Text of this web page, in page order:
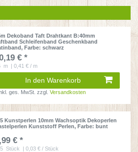
Dekoband Taft Drahtkant B:40mm
Schleifenband Geschenkband
, Farbe: schwarz
€ *
m | 0,41 € / m
In den Warenkorb
ges. MwSt. zzgl.Versandkosten
Kunstperlen 10mm Wachsoptik Dekoperlen
Kunststoff Perlen, Farbe: bunt
€ *
Stück | 0,03 € / Stück